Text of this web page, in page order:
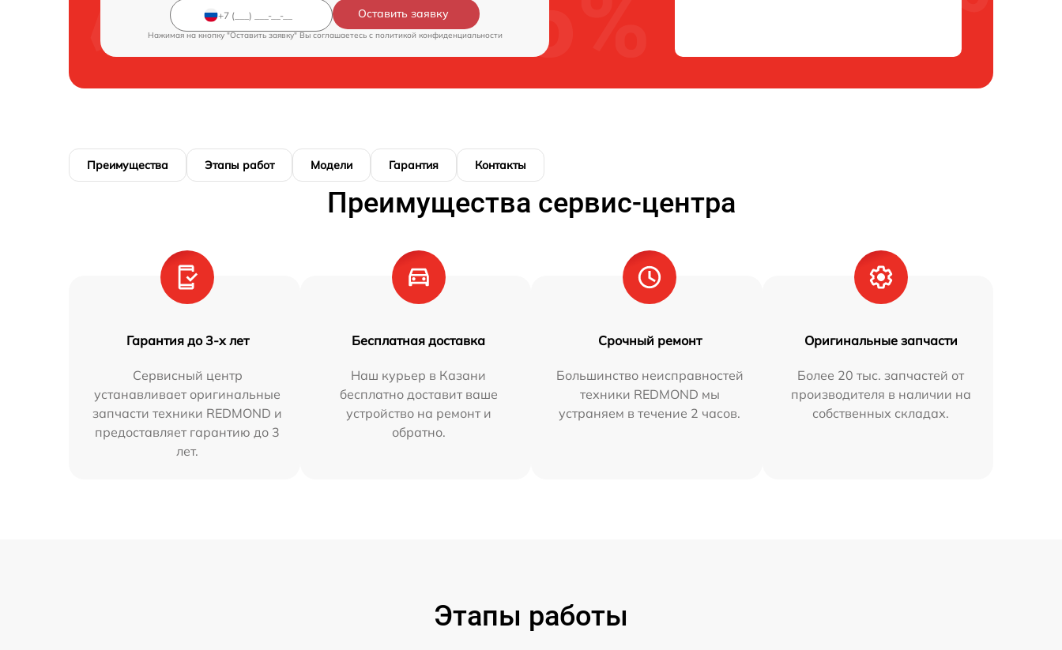
Оставить заявку
Нажимая на кнопку "Оставить заявку" Вы соглашаетесь c политикой конфиденциальности
Преимущества Этапы работ Модели Гарантия Контакты
Преимущества сервис-центра
Гарантия до 3-х лет
Сервисный центр
устанавливает оригинальные
запчасти техники REDMOND и
предоставляет гарантию до 3
лет.
Бесплатная доставка
Наш курьер в Казани
бесплатно доставит ваше
устройство на ремонт и
обратно.
Срочный ремонт
Большинство неисправностей
техники REDMOND мы
устраняем в течение 2 часов.
Оригинальные запчасти
Более 20 тыс. запчастей от
производителя в наличии на
собственных складах.
Этапы работы